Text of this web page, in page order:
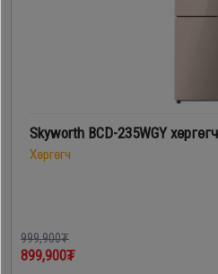
Skyworth BCD-235WGY хөргөгч
Хөргөгч
999,900₮
899,900₮